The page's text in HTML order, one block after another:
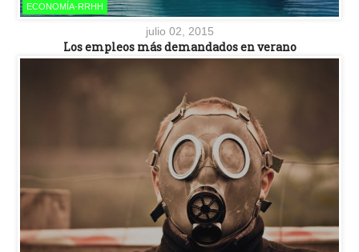
ECONOMÍA-RRHH
julio 02, 2015
Los empleos más demandados en verano